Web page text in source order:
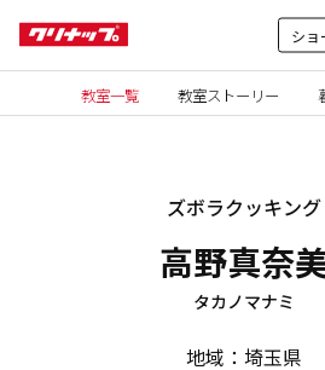
ショ
教室一覧 教室ストーリー
ズボラクッキング
高野真奈
タカノマナミ
地域：埼玉県